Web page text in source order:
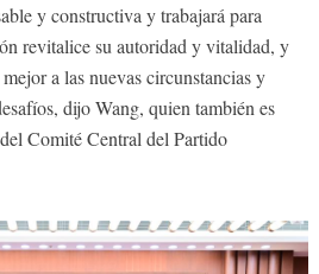
y constructiva y trabajará para
revitalice su autoridad y vitalidad, y
a las nuevas circunstancias y
dijo Wang, quien también es
Comité Central del Partido